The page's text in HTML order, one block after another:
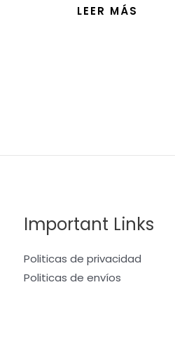
5
LEER MÁS
Important Links
Politicas de privacidad
Politicas de envíos